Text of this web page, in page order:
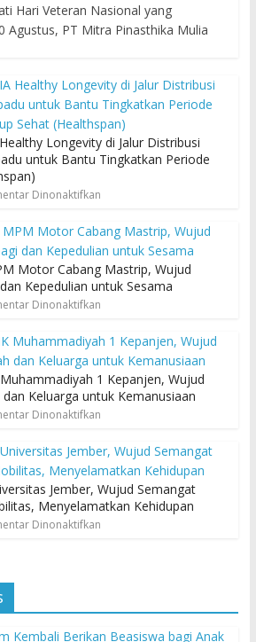
Hari Veteran Nasional yang
Agustus, PT Mitra Pinasthika Mulia
Longevity di Jalur Distribusi
untuk Bantu Tingkatkan Periode
Dinonaktifkan
Motor Cabang Mastrip, Wujud
Kepedulian untuk Sesama
Dinonaktifkan
1 Kepanjen, Wujud
Keluarga untuk Kemanusiaan
Dinonaktifkan
Jember, Wujud Semangat
Menyelamatkan Kehidupan
Dinonaktifkan